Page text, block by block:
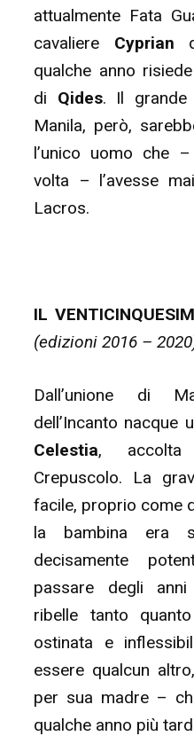
attualmente Fata
cavaliere Cyprian
qualche anno
di Qides. Il grande
Manila, però,
l’unico uomo che
volta – l’avesse
Lacros.
IL
(edizioni 2016 –
Dall’unione di
dell’Incanto nacque
Celestia,
Crepuscolo. La
facile, proprio come
la bambina era
decisamente
passare degli
ribelle tanto
ostinata e
essere qualcun
per sua madre –
qualche anno più